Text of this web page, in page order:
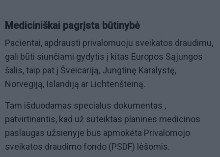
Mediciniškai pagrįsta būtinybė
Pacientai, apdrausti privalomuoju sveikatos draudimu,
gali būti siunčiami gydytis į kitas Europos Sąjungos
šalis, taip pat į Šveicariją, Jungtinę Karalystę,
Norvegiją, Islandiją ar Lichtenšteiną.
Tam išduodamas specialus dokumentas ,
patvirtinantis, kad už suteiktas planines medicinos
paslaugas užsienyje bus apmokėta Privalomojo
sveikatos draudimo fondo (PSDF) lėšomis.